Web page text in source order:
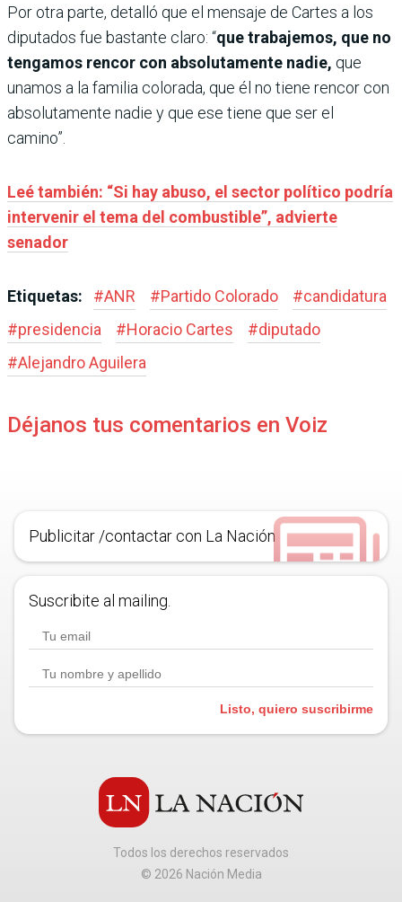
Por otra parte, detalló que el mensaje de Cartes a los
diputados fue bastante claro: “que trabajemos, que no
tengamos rencor con absolutamente nadie, que
unamos a la familia colorada, que él no tiene rencor con
absolutamente nadie y que ese tiene que ser el
camino”.
Leé también: “Si hay abuso, el sector político podría
intervenir el tema del combustible”, advierte
senador
Etiquetas: #ANR #Partido Colorado #candidatura
#presidencia #Horacio Cartes #diputado
#Alejandro Aguilera
Déjanos tus comentarios en Voiz
Publicitar /contactar con La Nación
Suscribite al mailing.
Listo, quiero suscribirme
Todos los derechos reservados
© 2026 Nación Media